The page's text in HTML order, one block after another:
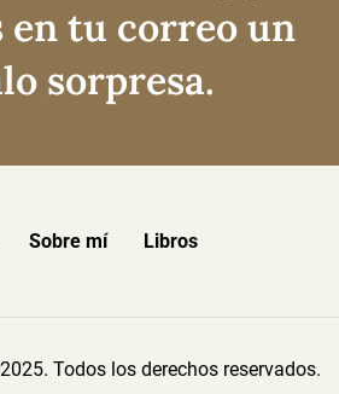
en tu correo un
sorpresa.
Sobre mí Libros
2025. Todos los derechos reservados.